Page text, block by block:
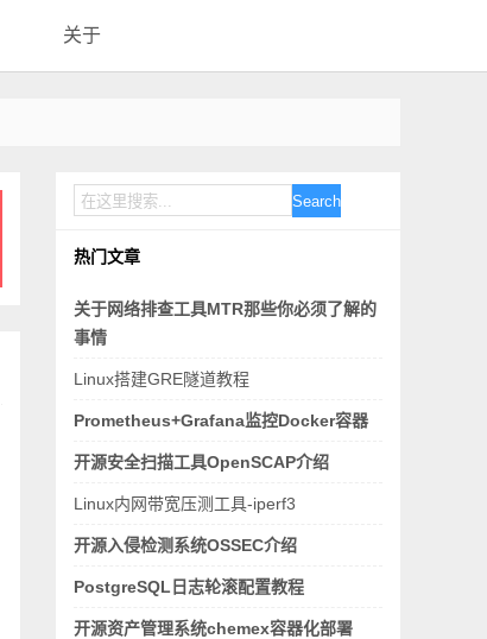
关于
Search
热门文章
关于网络排查工具MTR那些你必须了解的
事情
Linux搭建GRE隧道教程
Prometheus+Grafana监控Docker容器
开源安全扫描工具OpenSCAP介绍
Linux内网带宽压测工具-iperf3
开源入侵检测系统OSSEC介绍
PostgreSQL日志轮滚配置教程
开源资产管理系统chemex容器化部署